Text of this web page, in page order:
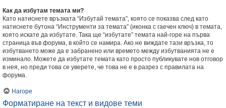
Как да избутам темата ми?
Като натиснете връзката “Избутай темата”, която се показва след като
натиснете бутона “Инструменти за темата” (иконка с гаечен ключ) в темата,
която искате да избутате. Така ще “избутате” темата най-горе на първа
страница във форума, в който се намира. Ако не виждате тази връзка, то
избутването може да е забранено или времето между избутванията не е
изминало. Можете да избутате темата като просто публикувате нов отговор
в нея, но преди това се уверете, че това не е в разрез с правилата на
форума.
Нагоре
Форматиране на текст и видове теми